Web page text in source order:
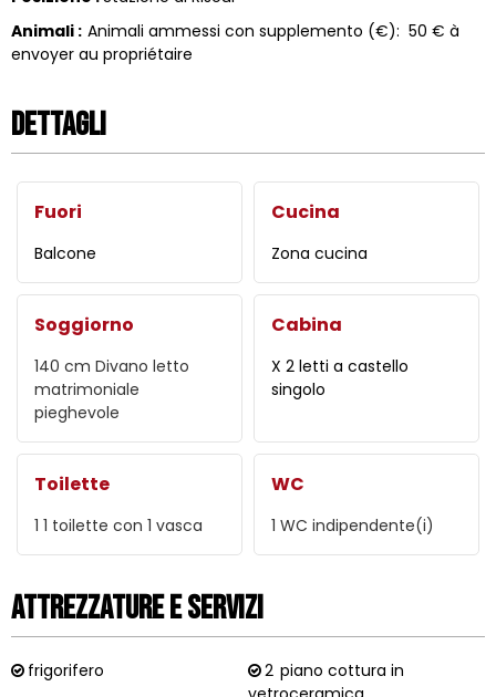
Animali : Animali ammessi con supplemento (€): 50 € à
envoyer au propriétaire
Dettagli
Fuori
Balcone
Cucina
Zona cucina
Soggiorno
140 cm Divano letto
matrimoniale
pieghevole
Cabina
X 2 letti a castello
singolo
Toilette
1 1 toilette con 1 vasca
WC
1 WC indipendente(i)
Attrezzature e Servizi
frigorifero 2 piano cottura in